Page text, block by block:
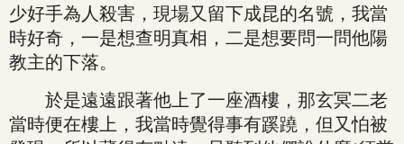
少好手為人殺害，現場又留下成昆的名號，我當
時好奇，一是想查明真相，二是想要問一問他陽
教主的下落。
於是遠遠跟著他上了一座酒樓，那玄冥二老
當時便在樓上，我當時覺得事有蹊蹺，但又怕被